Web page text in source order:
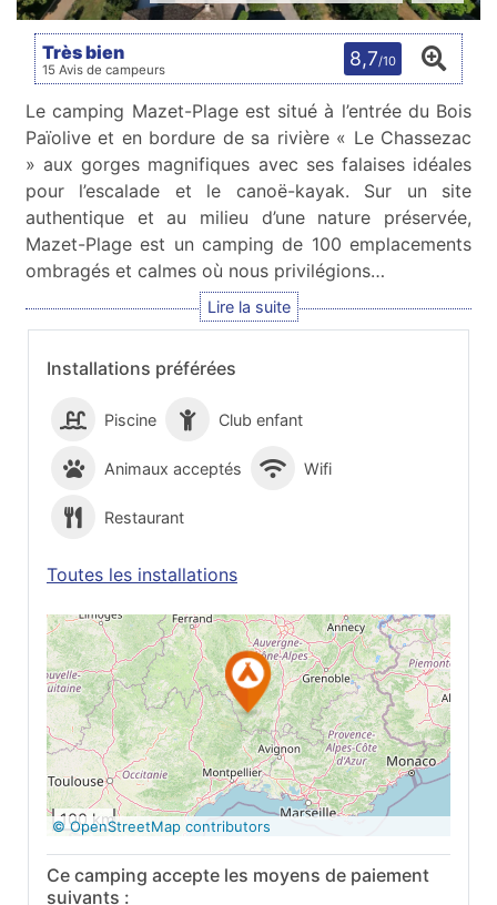
Installations préférées
Piscine Club enfant
Animaux acceptés Wifi
Restaurant
Toutes les installations
Voir sur Google
Maps
100 km
© OpenStreetMap contributors
Ce camping accepte les moyens de paiement
suivants :
Très bien
15 Avis de campeurs 8,7/10
Le camping Mazet-Plage est situé à l’entrée du Bois
Païolive et en bordure de sa rivière « Le Chassezac
» aux gorges magnifiques avec ses falaises idéales
pour l’escalade et le canoë-kayak. Sur un site
authentique et au milieu d’une nature préservée,
Mazet-Plage est un camping de 100 emplacements
ombragés et calmes où nous privilégions…